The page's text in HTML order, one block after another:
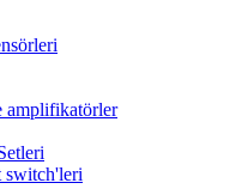
amplifikatörler
switch'leri